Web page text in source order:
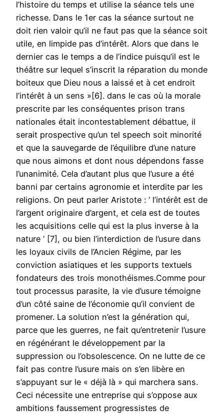
l’histoire du temps et utilise la séance tels une
richesse. Dans le 1er cas la séance surtout ne
doit rien valoir qu’il ne faut pas que la séance soit
utile, en limpide pas d’intérêt. Alors que dans le
dernier cas le temps a de l’indice puisqu’il est le
théâtre sur lequel s’inscrit la réparation du monde
boiteux que Dieu nous a laissé et à cet endroit
l’intérêt à un sens »[6]. dans le cas où la morale
prescrite par les conséquentes prison trans
nationales était incontestablement débattue, il
serait prospective qu’un tel speech soit minorité
et que la sauvegarde de l’équilibre d’une nature
que nous aimons et dont nous dépendons fasse
l’unanimité. Cela d’autant plus que l’usure a été
banni par certains agronomie et interdite par les
religions. On peut parler Aristote : ‘ l’intérêt est de
l’argent originaire d’argent, et cela est de toutes
les acquisitions celle qui est la plus inverse à la
nature ‘ [7], ou bien l’interdiction de l’usure dans
les loyaux civils de l’Ancien Régime, par les
conviction asiatiques et les supports textuels
fondateurs des trois monothéismes.Comme pour
tout processus parasite, la vie d’usure témoigne
d’un côté saine de l’économie qu’il convient de
promener. La solution n’est la génération qui,
parce que les guerres, ne fait qu’entretenir l’usure
en régénérant le développement par la
suppression ou l’obsolescence. On ne lutte de ce
fait pas contre l’usure mais on s’en libère en
s’appuyant sur le « déjà là » qui marchera sans.
Ceci nécessite une entreprise qui s’oppose aux
ambitions faussement progressistes de